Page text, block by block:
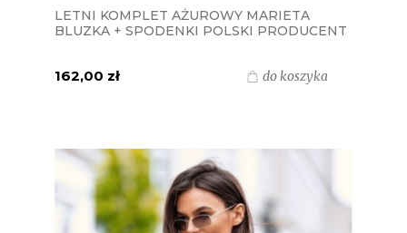
LETNI KOMPLET AŻUROWY MARIETA
BLUZKA + SPODENKI POLSKI PRODUCENT
162,00 zł do koszyka